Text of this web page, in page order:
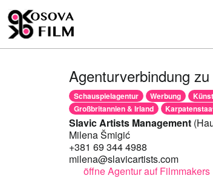
Agenturverbindung
Schauspielagentur Werbung
Großbritannien & Irland
Slavic Artists Management
Milena Šmigić
+381 69 344 4988
milena@slavicartists.com
öffne Agentur auf Filmmakers